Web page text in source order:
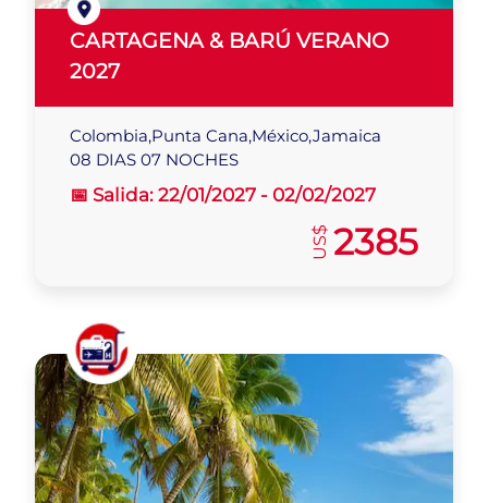
CARTAGENA & BARÚ VERANO
2027
Colombia,Punta Cana,México,Jamaica
08 DIAS 07 NOCHES
📅 Salida: 22/01/2027 - 02/02/2027
US$2385